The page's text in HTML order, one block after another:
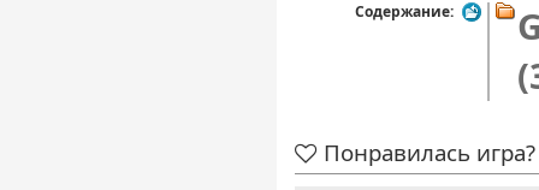
Содержание:
Понравилась